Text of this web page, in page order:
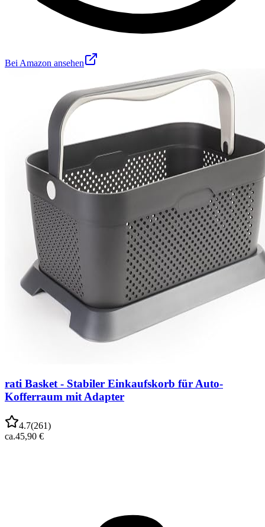
Bei Amazon ansehen
rati Basket - Stabiler Einkaufskorb für Auto-
Kofferraum mit Adapter
4.7(261)
ca.45,90 €